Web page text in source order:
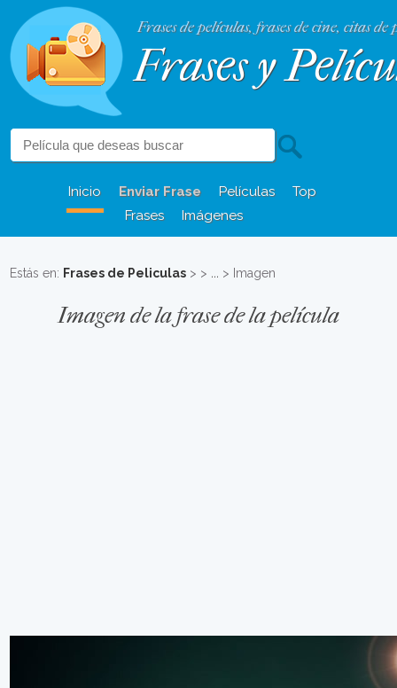
Frases de películas, frases de cine, citas de
Frases y
Inicio Enviar Frase Películas
Top
Frases
Imágenes
Estás en: Frases de Peliculas > > ... > Imagen
Imagen de la frase de la película